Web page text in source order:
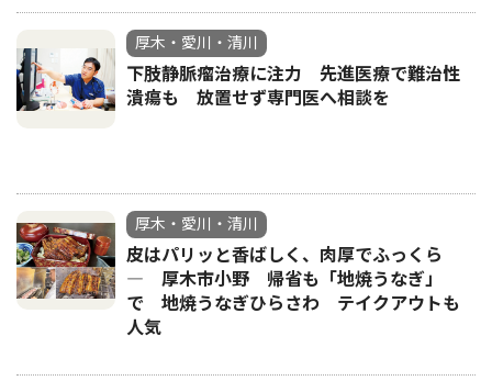
厚木・愛川・清川
下肢静脈瘤治療に注力 先進医療で難治性
潰瘍も 放置せず専門医へ相談を
厚木・愛川・清川
皮はパリッと香ばしく、肉厚でふっくら
― 厚木市小野 帰省も「地焼うなぎ」
で 地焼うなぎひらさわ テイクアウトも
人気